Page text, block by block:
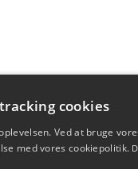
cookies
Ved at bruge
med vores cookiepolitik.